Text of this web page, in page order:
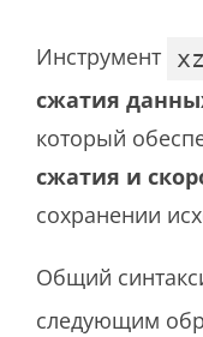
Инструмент xz
сжатия
который
сжатия и
сохранении
Общий
следующим